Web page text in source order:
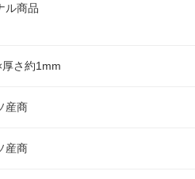
ル商品
さ約1mm
産商
産商